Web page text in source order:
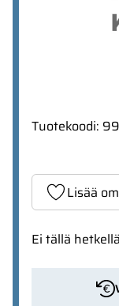
Tuotekoodi:
Lisää
Ei tällä